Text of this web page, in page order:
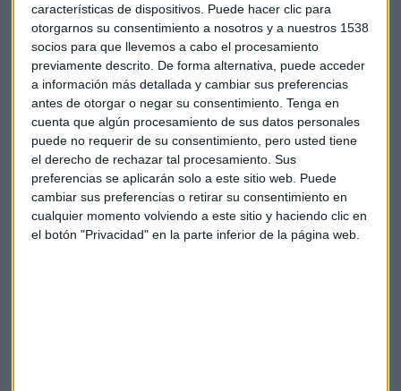
características de dispositivos. Puede hacer clic para
otorgarnos su consentimiento a nosotros y a nuestros 1538
socios para que llevemos a cabo el procesamiento
previamente descrito. De forma alternativa, puede acceder
a información más detallada y cambiar sus preferencias
antes de otorgar o negar su consentimiento. Tenga en
cuenta que algún procesamiento de sus datos personales
puede no requerir de su consentimiento, pero usted tiene
el derecho de rechazar tal procesamiento. Sus
preferencias se aplicarán solo a este sitio web. Puede
cambiar sus preferencias o retirar su consentimiento en
cualquier momento volviendo a este sitio y haciendo clic en
el botón "Privacidad" en la parte inferior de la página web.
Finanzas Brexit
Suscríbete a nuestros boletines
Te enviaremos las noticias más importantes del día